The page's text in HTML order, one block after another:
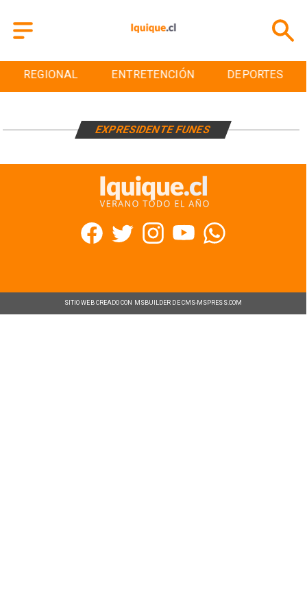
REGIONAL ENTRETENCIÓN DEPORTES
EXPRESIDENTE FUNES
SITIO WEB CREADO CON MSBUILDER DE CMS-MSPRESS.COM